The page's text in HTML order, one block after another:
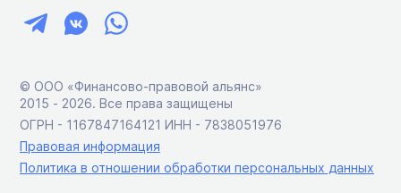
© ООО «Финансово-правовой альянс»
2015 ‑ 2026. Все права защищены
ОГРН - 1167847164121 ИНН - 7838051976
Правовая информация
Политика в отношении обработки персональных данных